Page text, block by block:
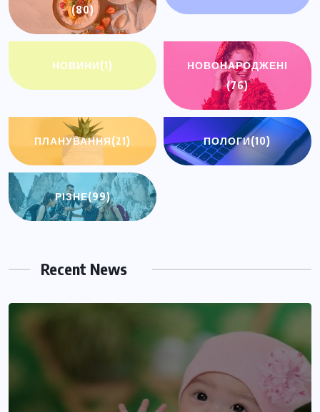
(80)
НОВИНИ(1)
НОВОНАРОДЖЕНІ
(76)
ПЛАНУВАННЯ(21) ПОЛОГИ(10)
РІЗНЕ(99)
Recent News